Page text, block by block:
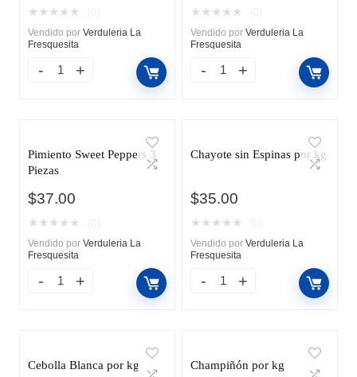
★ ★ ★ ★ ★
Vendido por Verduleria La
Fresquesita
★ ★ ★ ★ ★
Vendido por Verduleria La
Fresquesita
Pimiento Sweet Peppers 3
Piezas
$37.00
★ ★ ★ ★ ★
Vendido por Verduleria La
Fresquesita
Chayote sin Espinas por kg
$35.00
★ ★ ★ ★ ★
Vendido por Verduleria La
Fresquesita
Cebolla Blanca por kg Champiñón por kg